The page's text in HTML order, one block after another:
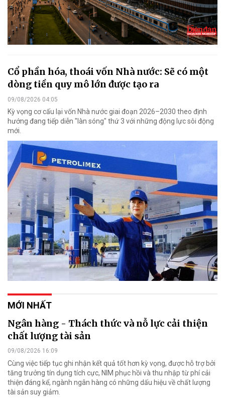
Cổ phần hóa, thoái vốn Nhà nước: Sẽ có một
dòng tiền quy mô lớn được tạo ra
09/08/2026 04:05
Kỳ vọng cơ cấu lại vốn Nhà nước giai đoạn 2026–2030 theo định
hướng đang tiếp diễn "làn sóng" thứ 3 với những động lực sôi động
mới.
MỚI NHẤT
Ngân hàng - Thách thức và nỗ lực cải thiện
chất lượng tài sản
09/08/2026 16:09
Cùng việc tiếp tục ghi nhận kết quả tốt hơn kỳ vọng, được hỗ trợ bởi
tăng trưởng tín dụng tích cực, NIM phục hồi và thu nhập từ phí cải
thiện đáng kể, ngành ngân hàng có những dấu hiệu về chất lượng
tài sản suy giảm.